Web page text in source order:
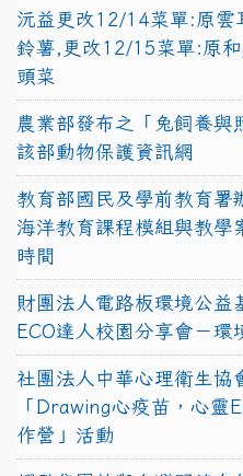
沅益更改12/14菜單:原雲
鈴薯,更改12/15菜單:原
頭菜
農業部發布之「兔飼養與
該部動物保護資訊網
教育部國民及學前教育署
海洋教育課程模組與教學
時間
財團法人電路板環境公益
ECO達人校園分享會－環
社團法人中華心理衛生協
「Drawing心疫苗，心靈
作營」活動